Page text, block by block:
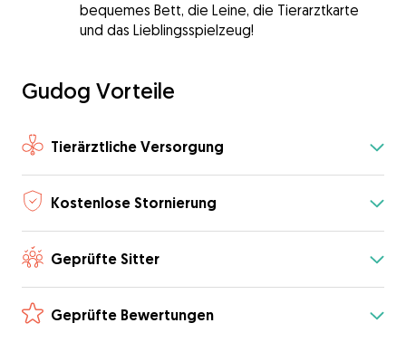
bequemes Bett, die Leine, die Tierarztkarte
und das Lieblingsspielzeug!
Gudog Vorteile
Tierärztliche Versorgung
Kostenlose Stornierung
Geprüfte Sitter
Geprüfte Bewertungen